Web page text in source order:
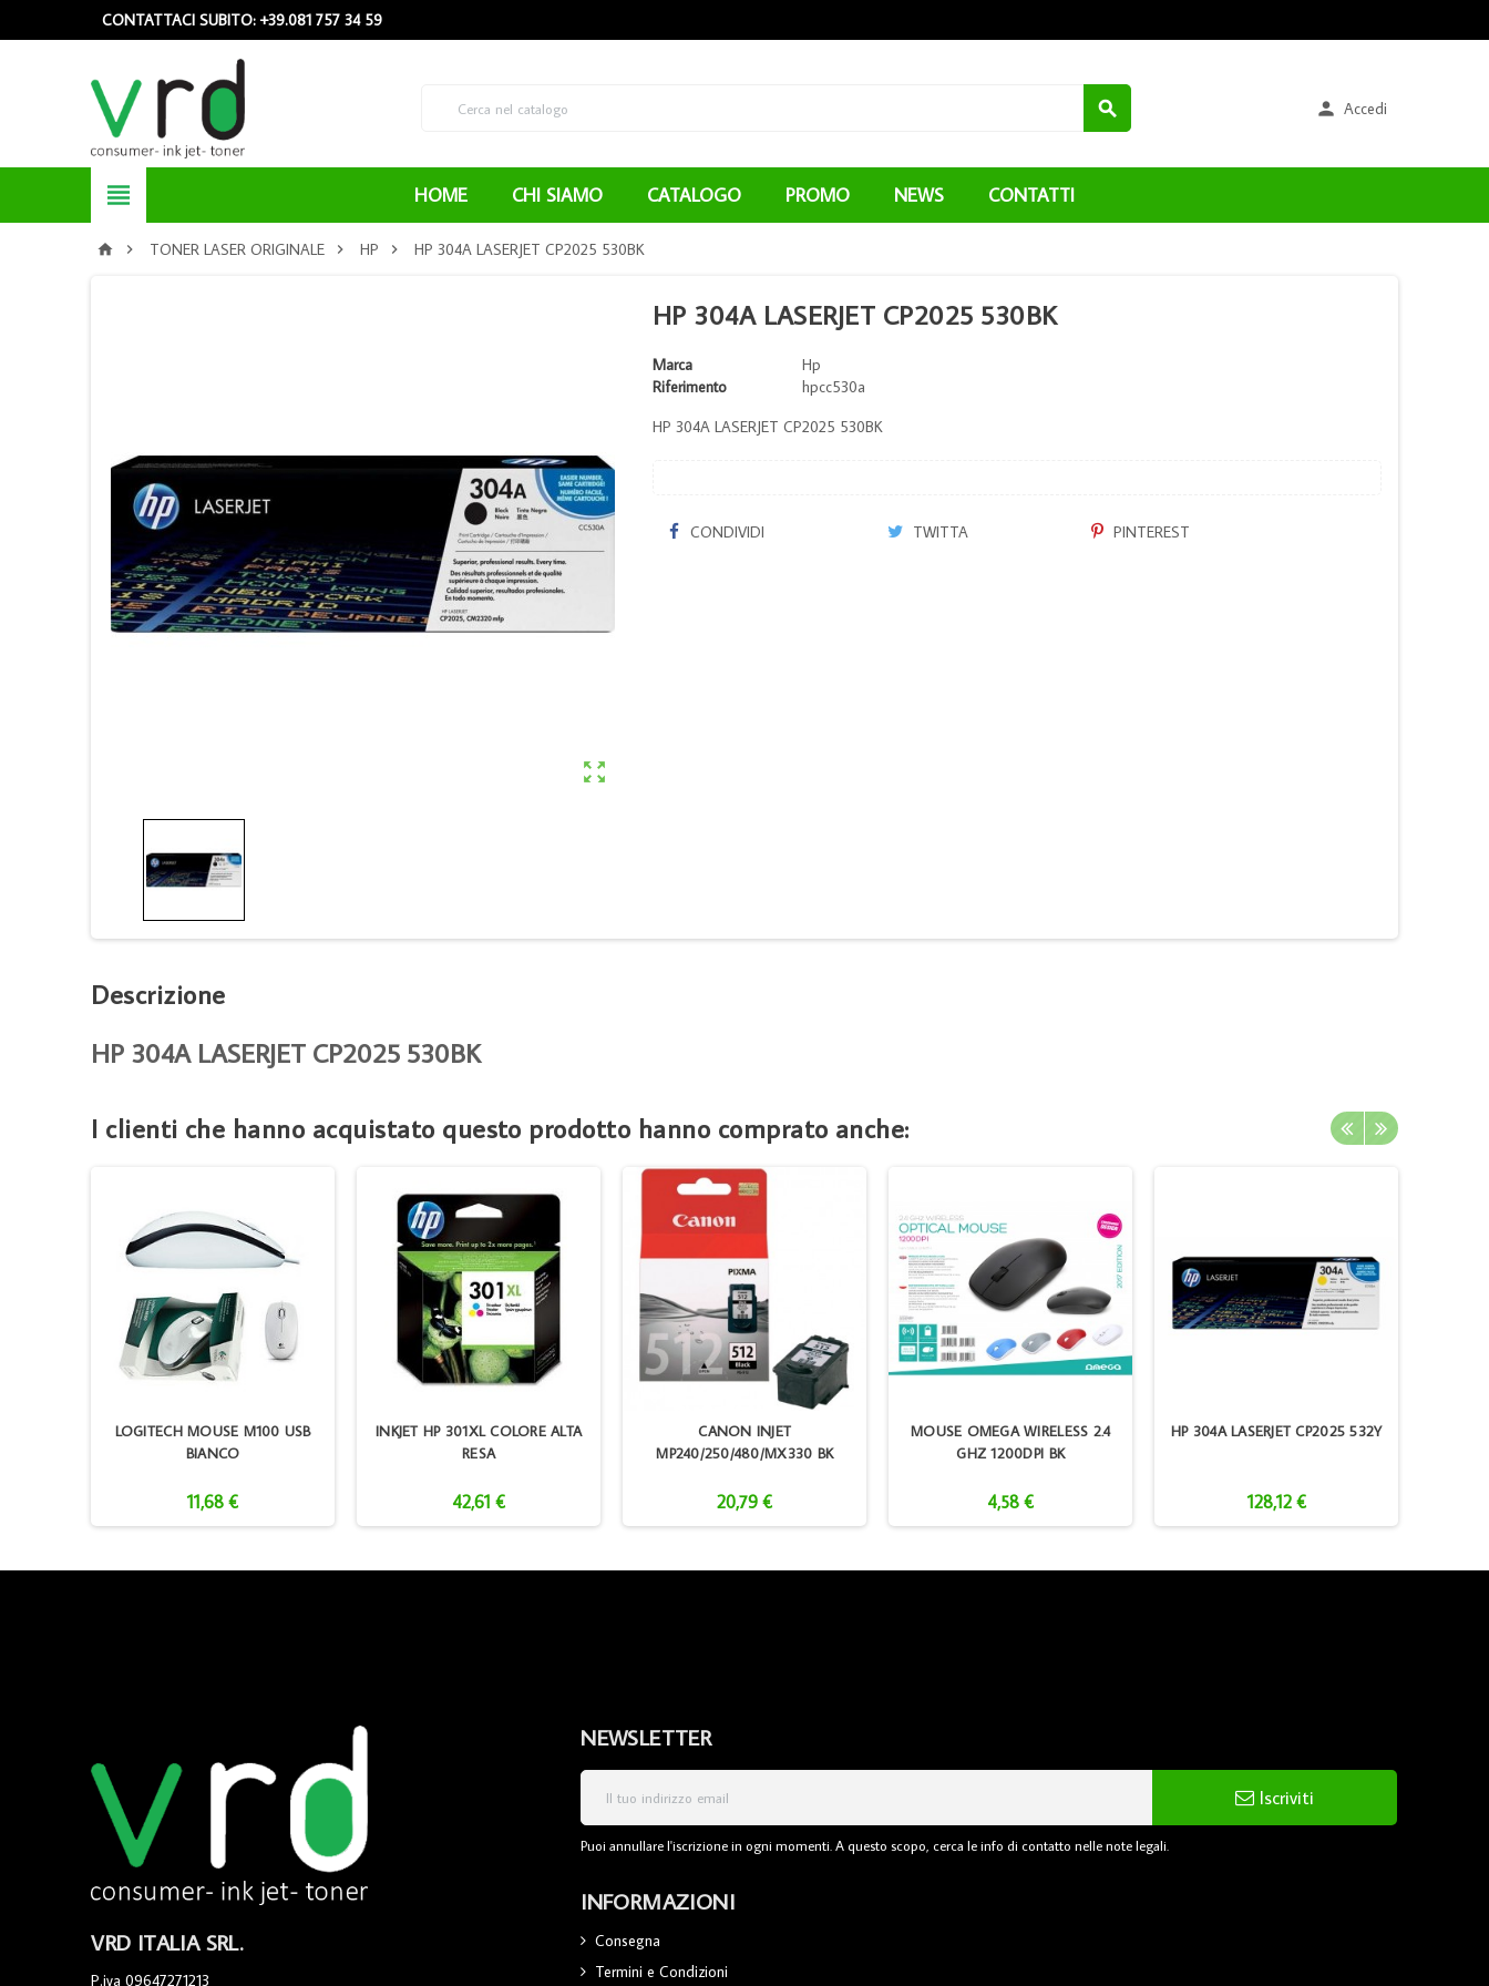
CONTATTACI SUBITO: +39.081 757 34 59
  Accedi
 HOME CHI SIAMO CATALOGO PROMO NEWS CONTATTI
  TONER LASER ORIGINALE  HP  HP 304A LASERJET CP2025 530BK

HP 304A LASERJET CP2025 530BK
Marca
Hp
Riferimento
hpcc530a
HP 304A LASERJET CP2025 530BK
CONDIVIDI TWITTA PINTEREST
Descrizione
HP 304A LASERJET CP2025 530BK
I clienti che hanno acquistato questo prodotto hanno comprato anche:
LOGITECH MOUSE M100 USB
BIANCO
11,68 €
INKJET HP 301XL COLORE ALTA
RESA
42,61 €
CANON INJET
MP240/250/480/MX330 BK
20,79 €
MOUSE OMEGA WIRELESS 2.4
GHZ 1200DPI BK
4,58 €
HP 304A LASERJET CP2025 532Y
128,12 €
VRD ITALIA SRL.
P.iva 09647271213
NEWSLETTER
Iscriviti
Puoi annullare l'iscrizione in ogni momenti. A questo scopo, cerca le info di contatto nelle note legali.
INFORMAZIONI
Consegna
Termini e Condizioni